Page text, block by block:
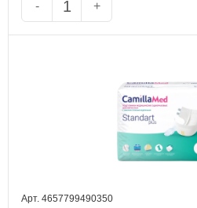
- +
Арт. 4657799490350